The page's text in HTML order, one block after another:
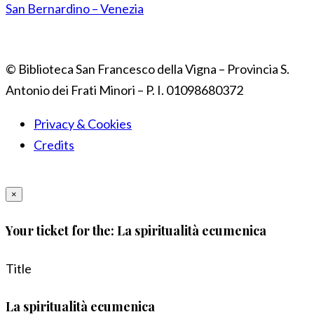
San Bernardino – Venezia
© Biblioteca San Francesco della Vigna – Provincia S.
Antonio dei Frati Minori – P. I. 01098680372
Privacy & Cookies
Credits
×
Your ticket for the: La spiritualità ecumenica
Title
La spiritualità ecumenica